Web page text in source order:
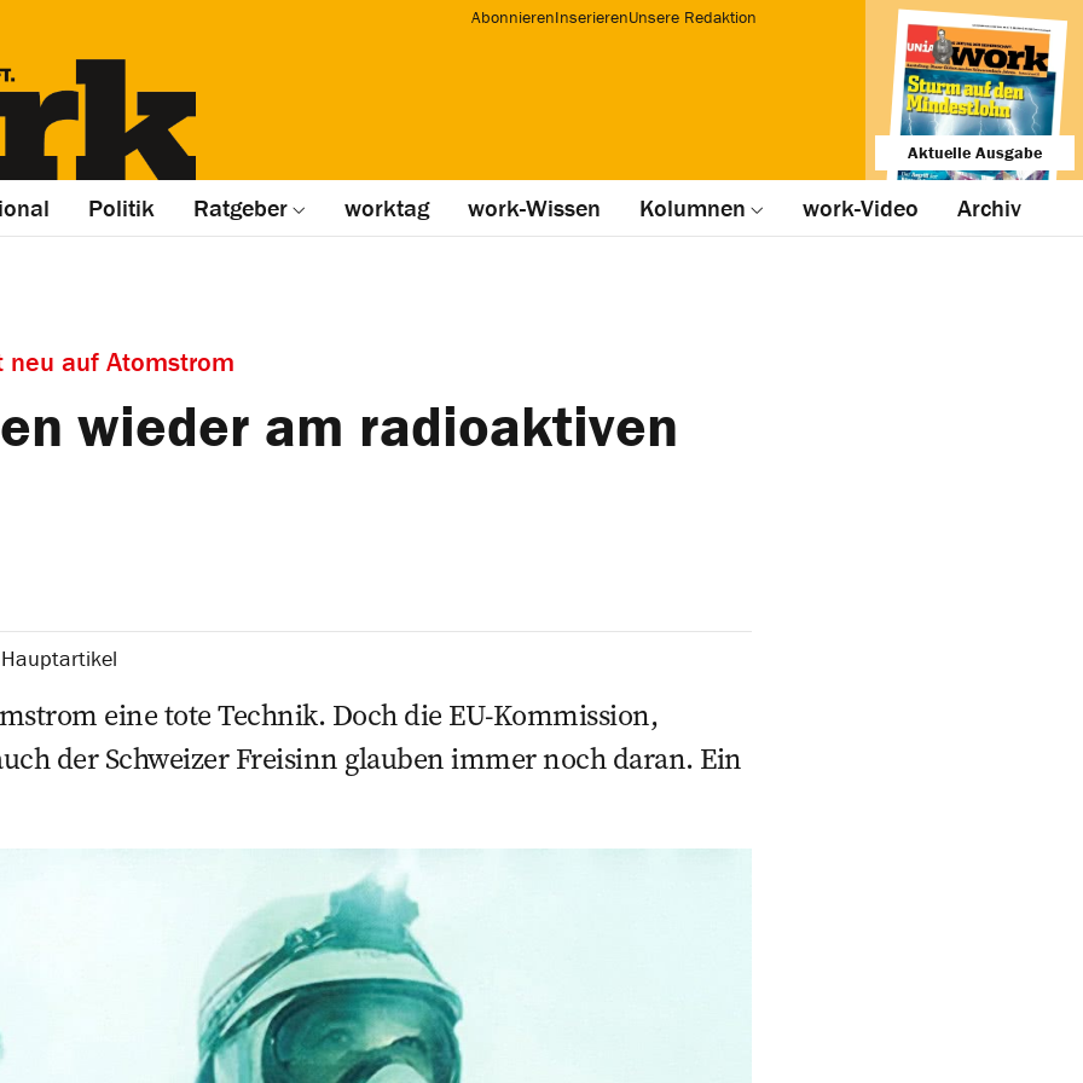
AbonnierenInserierenUnsere Redaktion
Aktuelle Ausgabe
Politik Ratgeber worktag work-Wissen Kolumnen work-Video Archiv
neu auf Atomstrom
wieder am radioaktiven
eine tote Technik. Doch die EU-Kommission,
der Schweizer ­Freisinn glauben immer noch daran. Ein